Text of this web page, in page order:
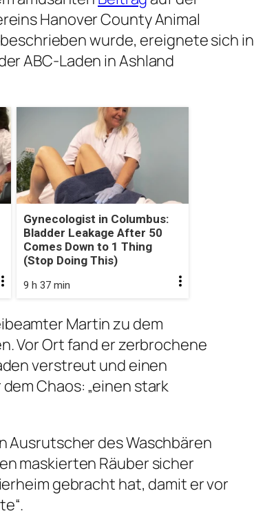
Hanover County Animal
wurde, ereignete sich in
ABC-Laden in Ashland
Gynecologist in Columbus:
Bladder Leakage After 50
Comes Down to 1 Thing
(Stop Doing This)
9 h 37 min
Martin zu dem
Vor Ort fand er zerbrochene
verstreut und einen
Chaos: „einen stark
Ausrutscher des Waschbären
maskierten Räuber sicher
gebracht hat, damit er vor